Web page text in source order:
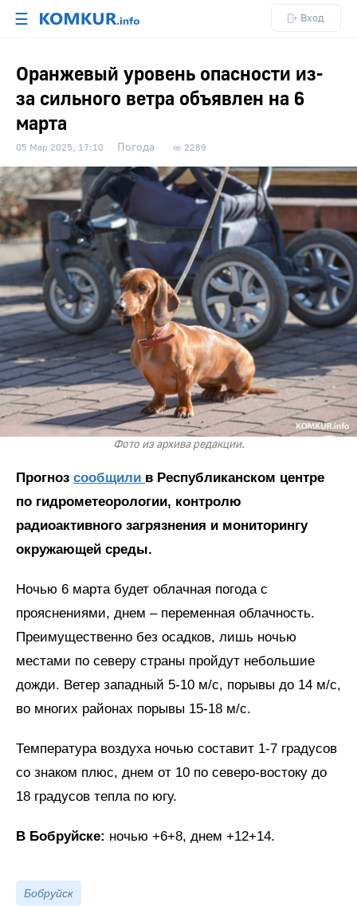
☰ Вход
Оранжевый уровень опасности из-
за сильного ветра объявлен на 6
марта
05 Мар 2025, 17:10 Погода 2289
Фото из архива редакции.
Прогноз сообщили в Республиканском центре
по гидрометеорологии, контролю
радиоактивного загрязнения и мониторингу
окружающей среды.
Ночью 6 марта будет облачная погода с
прояснениями, днем – переменная облачность.
Преимущественно без осадков, лишь ночью
местами по северу страны пройдут небольшие
дожди. Ветер западный 5-10 м/с, порывы до 14 м/с,
во многих районах порывы 15-18 м/с.
Температура воздуха ночью составит 1-7 градусов
со знаком плюс, днем от 10 по северо-востоку до
18 градусов тепла по югу.
В Бобруйске: ночью +6+8, днем +12+14.
Бобруйск